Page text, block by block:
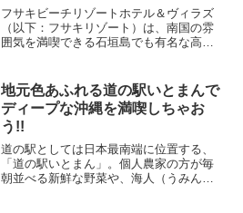
フサキビーチリゾートホテル＆ヴィラズ
（以下：フサキリゾート）は、南国の雰
囲気を満喫できる石垣島でも有名な高級
先日夫婦で、八重山諸島4泊5日の旅行へ
行き、最終日はいいホテ...
地元色あふれる道の駅いとまんで
ディープな沖縄を満喫しちゃお
う!!
道の駅としては日本最南端に位置する、
「道の駅いとまん」。個人農家の方が毎
朝並べる新鮮な野菜や、海人（うみんち